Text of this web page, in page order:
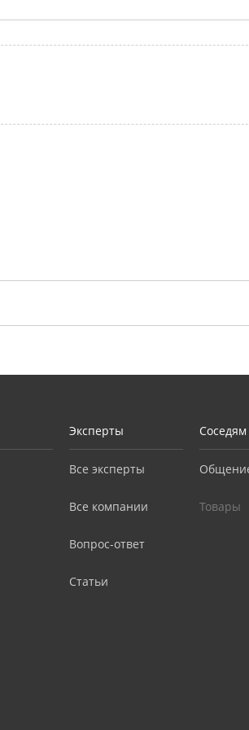
Эксперты
Все эксперты
Все компании
Вопрос-ответ
Статьи
Соседям
Товары